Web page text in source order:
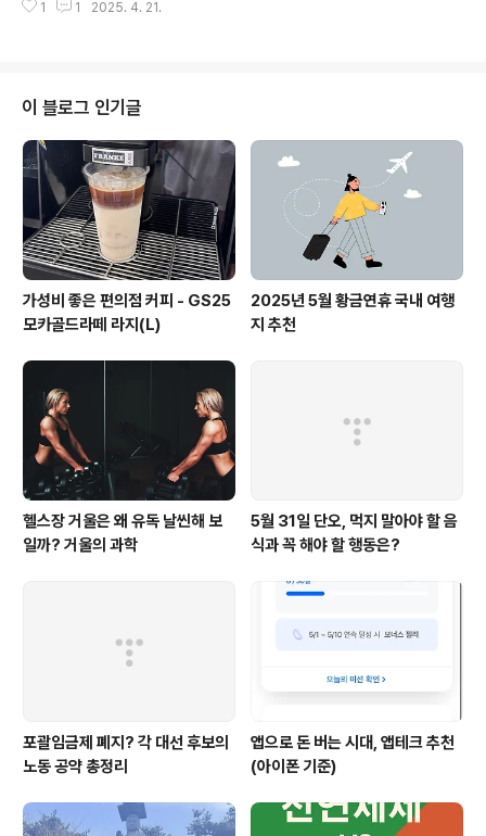
국어와 과학 용어들이 줄줄이 써 있죠. ‘이게 좋은 성분인
그리고 어떤 성분을 유심히 봐야 하는지를 알아보도록 하
겠습니다. 초보자를 위한 성분표 기본 구조 이해하기화장
품을 살 때 우리는 주로 패키지 디자인이나 향, 광고 문구에
끌리곤 합니다. ‘미백’, ‘수분 폭탄’, ‘피부 장벽 강화’ 같은 단
어들 말입니다. 그런데 정말 중요한 정보는 제품 뒷면에 있
는 성..
1 1 2025. 4. 21.
이 블로그 인기글
가성비 좋은 편의점 커피 - GS25
모카골드라떼 라지(L)
2025년 5월 황금연휴 국내 여행
지 추천
헬스장 거울은 왜 유독 날씬해 보
일까? 거울의 과학
5월 31일 단오, 먹지 말아야 할 음
식과 꼭 해야 할 행동은?
포괄임금제 폐지? 각 대선 후보의
노동 공약 총정리
앱으로 돈 버는 시대, 앱테크 추천
(아이폰 기준)